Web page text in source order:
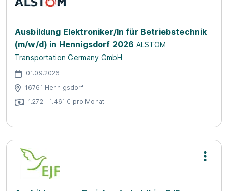
Ausbildung Elektroniker/In für Betriebstechnik
(m/w/d) in Hennigsdorf 2026 ALSTOM
Transportation Germany GmbH
01.09.2026
16761 Hennigsdorf
1.272 - 1.461 € pro Monat